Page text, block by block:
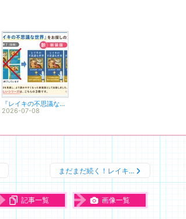
『レイキの不思議な世界』（新装版）電子書籍をお探しの方へ
2026-07-08
まだまだ続く！レイキ…
記事一覧 画像一覧